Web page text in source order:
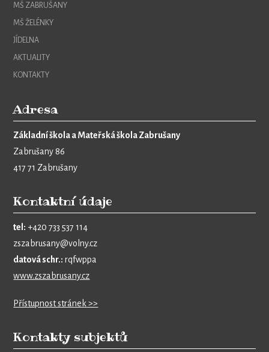
MŠ ZABRUŠANY
MŠ ŽELÉNKY
JÍDELNA
AKTUALITY
KONTAKTY
Adresa
Základní škola a Mateřská škola Zabrušany
Zabrušany 86
417 71 Zabrušany
Kontaktní údaje
tel: +420 733 537 114
zszabrusany@volny.cz
datová schr.: rqfwppa
www.zszabrusany.cz
Přístupnost stránek >>
Kontakty subjektů